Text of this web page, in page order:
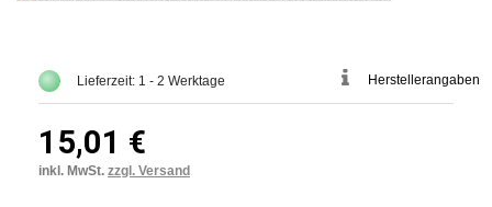
Lieferzeit: 1 - 2 Werktage Herstellerangaben
15,01 €
inkl. MwSt. zzgl. Versand